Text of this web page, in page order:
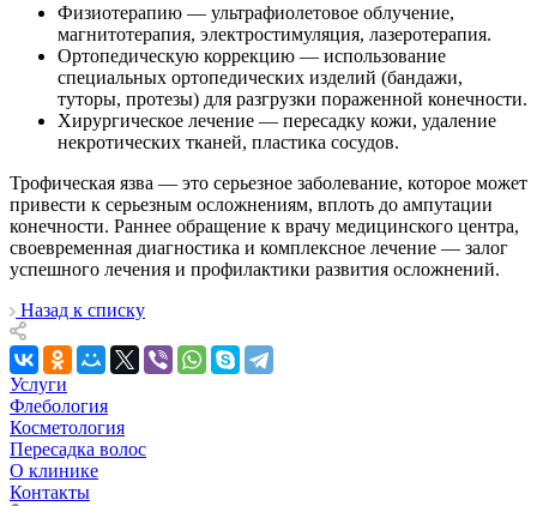
Физиотерапию — ультрафиолетовое облучение,
магнитотерапия, электростимуляция, лазеротерапия.
Ортопедическую коррекцию — использование
специальных ортопедических изделий (бандажи,
туторы, протезы) для разгрузки пораженной конечности.
Хирургическое лечение — пересадку кожи, удаление
некротических тканей, пластика сосудов.
Трофическая язва — это серьезное заболевание, которое может
привести к серьезным осложнениям, вплоть до ампутации
конечности. Раннее обращение к врачу медицинского центра,
своевременная диагностика и комплексное лечение — залог
успешного лечения и профилактики развития осложнений.
Назад к списку
Услуги
Флебология
Косметология
Пересадка волос
О клинике
Контакты